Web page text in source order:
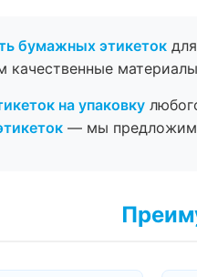
бумажных этикеток
качественные
на упаковку
— мы предложим